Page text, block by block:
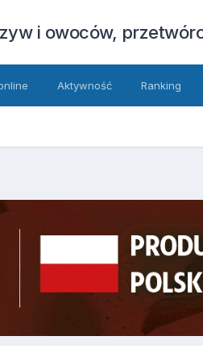
i owoców,
Aktywność Ranking